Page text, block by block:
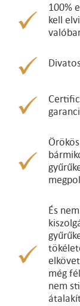
100%
kell
És
még
nem